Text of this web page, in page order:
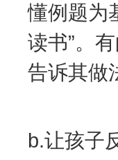
懂例题为
读书”。
告诉其做
b.让孩子